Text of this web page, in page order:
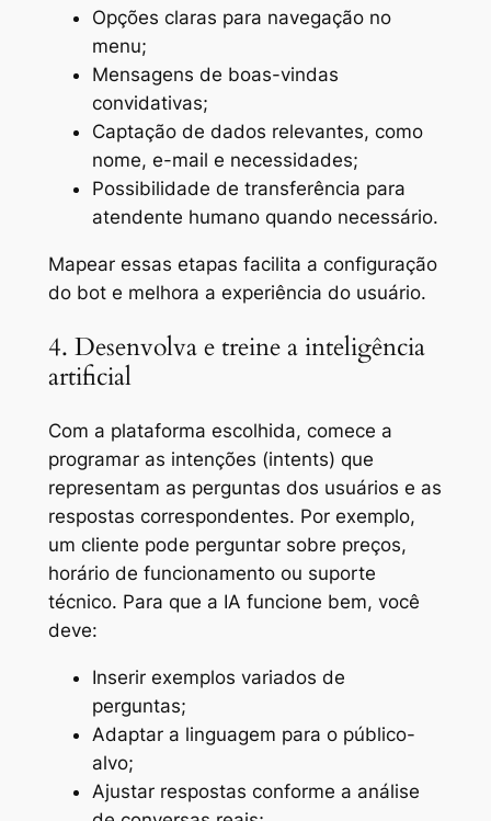
Opções claras para navegação no
menu;
Mensagens de boas-vindas
convidativas;
Captação de dados relevantes, como
nome, e-mail e necessidades;
Possibilidade de transferência para
atendente humano quando necessário.
Mapear essas etapas facilita a configuração
do bot e melhora a experiência do usuário.
4. Desenvolva e treine a inteligência
artificial
Com a plataforma escolhida, comece a
programar as intenções (intents) que
representam as perguntas dos usuários e as
respostas correspondentes. Por exemplo,
um cliente pode perguntar sobre preços,
horário de funcionamento ou suporte
técnico. Para que a IA funcione bem, você
deve:
Inserir exemplos variados de
perguntas;
Adaptar a linguagem para o público-
alvo;
Ajustar respostas conforme a análise